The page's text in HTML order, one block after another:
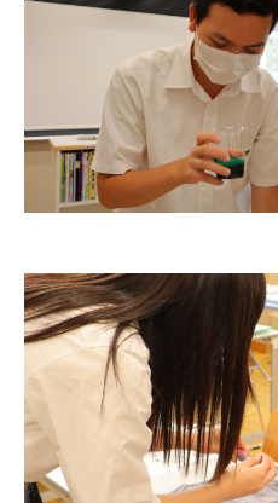
お問い合わせ
アクセスマップ
緊急・災害時の対応
ご支援をお考えの方へ
いじめ防止対策
ENGLISHページ
個人情報保護への取り組み
地の塩、世の光（スクールモットー）